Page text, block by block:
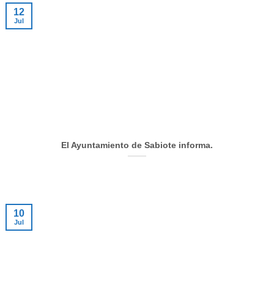
El Ayuntamiento de Sabiote informa.
12
Jul
10
Jul